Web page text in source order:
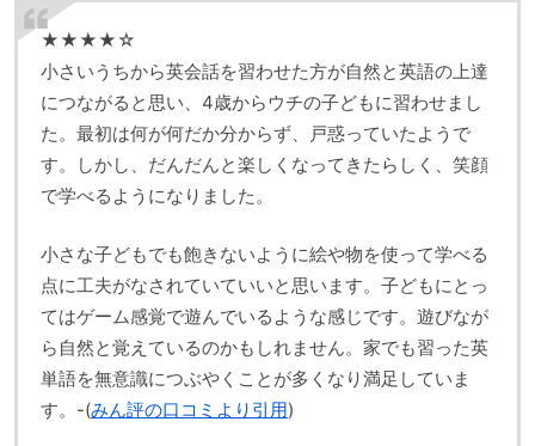
★★★★☆
小さいうちから英会話を習わせた方が自然と英語の上達
につながると思い、4歳からウチの子どもに習わせまし
た。最初は何が何だか分からず、戸惑っていたようで
す。しかし、だんだんと楽しくなってきたらしく、笑顔
で学べるようになりました。
小さな子どもでも飽きないように絵や物を使って学べる
点に工夫がなされていていいと思います。子どもにとっ
てはゲーム感覚で遊んでいるような感じです。遊びなが
ら自然と覚えているのかもしれません。家でも習った英
単語を無意識につぶやくことが多くなり満足していま
す。-(みん評の口コミより引用)